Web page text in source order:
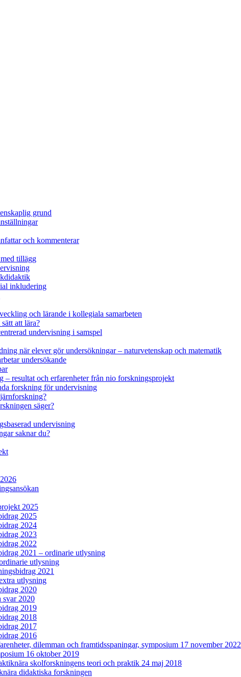
grund
och kommenterar
tillägg
inkludering
och lärande i kollegiala samarbeten
att lära?
undervisning i samspel
när elever gör undersökningar – naturvetenskap och matematik
undersökande
– resultat och erfarenheter från nio forskningsprojekt
forskning för undervisning
säger?
undervisning
saknar du?
2025
2025
2024
2023
2022
2021 – ordinarie utlysning
utlysning
2021
utlysning
2020
svar 2020
2019
2018
2017
2016
dilemman och framtidsspaningar, symposium 17 november 2022
16 oktober 2019
skolforskningens teori och praktik 24 maj 2018
didaktiska forskningen